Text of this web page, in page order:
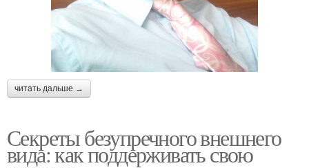
читать дальше →
Секреты безупречного внешнего
вида: как поддерживать свою